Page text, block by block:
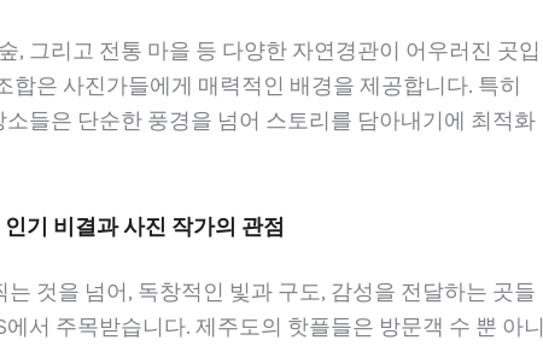
, 그리고 전통 마을 등 다양한 자연경관이 어우러진 곳입
합은 사진가들에게 매력적인 배경을 제공합니다. 특히
소들은 단순한 풍경을 넘어 스토리를 담아내기에 최적화
기 비결과 사진 작가의 관점
는 것을 넘어, 독창적인 빛과 구도, 감성을 전달하는 곳들
에서 주목받습니다. 제주도의 핫플들은 방문객 수 뿐 아니